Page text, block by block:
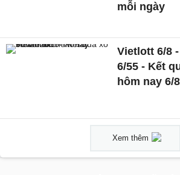
mỗi ngày
Vietlott 6/8
6/55 - Kết
hôm nay 6/
Xem thêm